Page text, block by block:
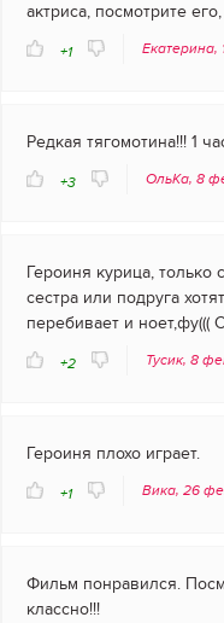
актриса, посмотрите
+1 Екатерина,
Редкая тягомотина!!! 1
+3 ОльКа, 8
Героиня курица,
сестра или подруга
перебивает и
+2 Тусик, 8
Героиня плохо играет.
+1 Вика, 26
Фильм понравился.
классно!!!